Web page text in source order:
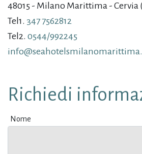
48015 - Milano Marittima - Cervia
Tel1. 347 7562812
Tel2. 0544/992245
Richiedi
Nome